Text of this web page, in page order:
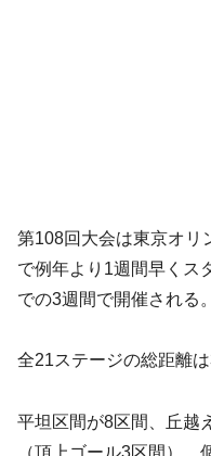
第108回大会は東京オリ
で例年より1週間早くス
での3週間で開催される。
全21ステージの総距離
平坦区間が8区間、丘越